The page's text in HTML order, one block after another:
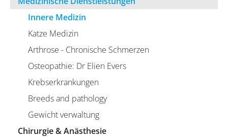
Innere Medizin
Katze Medizin
Arthrose - Chronische Schmerzen
Osteopathie: Dr Elien Evers
Krebserkrankungen
Breeds and pathology
Gewicht verwaltung
Chirurgie & Anästhesie